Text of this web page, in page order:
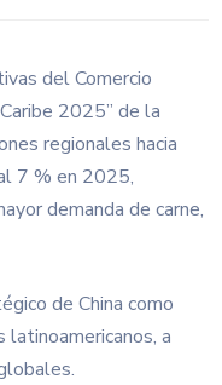
del Comercio
2025” de la
regionales hacia
7 % en 2025,
demanda de carne,
de China como
a